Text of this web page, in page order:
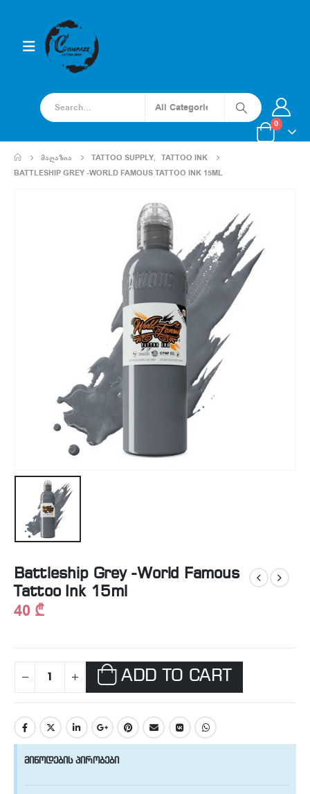
0
ᲛᲐᲦᲐᲖᲘᲐ TATTOO SUPPLY, TATTOO INK
BATTLESHIP GREY -WORLD FAMOUS TATTOO INK 15ML
Battleship Grey -World Famous
Tattoo Ink 15ml
40 ₾
ADD TO CART
მიწოდების პირობები